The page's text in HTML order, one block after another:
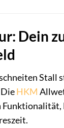
Dein
HKM
Funktionalität,